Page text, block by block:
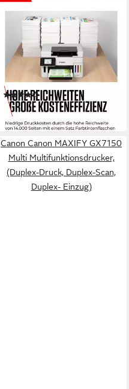
CANON
MAXIFY GX6550
Multifunktionsdrucker
600 x 1200 dpi Auflösung s/w Druck
1200 x 1200 dpi Auflösung Scan
Tintenstrahl Druckverfahren
(1)
524,44 €
lieferbar - in 5-6 Werktagen bei dir
Canon Canon MAXIFY GX7150
Multi Multifunktionsdrucker,
(Duplex-Druck, Duplex-Scan,
Duplex- Einzug)